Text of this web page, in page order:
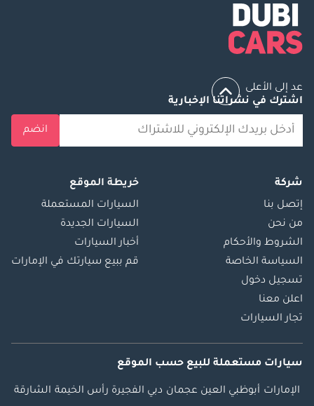
عد إلى الأعلى
اشترك في نشراتنا الإخبارية
انضم
شركة
إتصل بنا
من نحن
الشروط والأحكام
السياسة الخاصة
تسجيل دخول
اعلن معنا
تجار السيارات
خريطة الموقع
السيارات المستعملة
السيارات الجديدة
أخبار السيارات
قم ببيع سيارتك في الإمارات
سيارات مستعملة للبيع حسب الموقع
الإمارات أبوظبي العين عجمان دبي الفجيرة رأس الخيمة الشارقة